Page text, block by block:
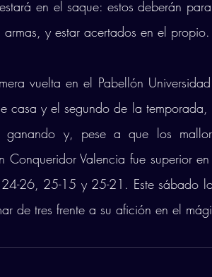
en el saque: estos deberán
armas, y estar acertados en el propio.
vuelta en el Pabellón
casa y el segundo de la
ganando y, pese a que los
Conqueridor Valencia fue superior
26, 25-15 y 25-21. Este sábado
de tres frente a su afición en el